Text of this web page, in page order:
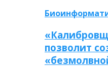
позволит